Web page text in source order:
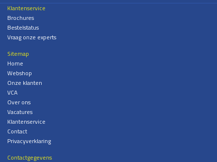
Klantenservice
Brochures
Bestelstatus
Vraag onze experts
Sitemap
Home
Webshop
Onze klanten
VCA
Over ons
Vacatures
Klantenservice
Contact
Privacyverklaring
Contactgegevens